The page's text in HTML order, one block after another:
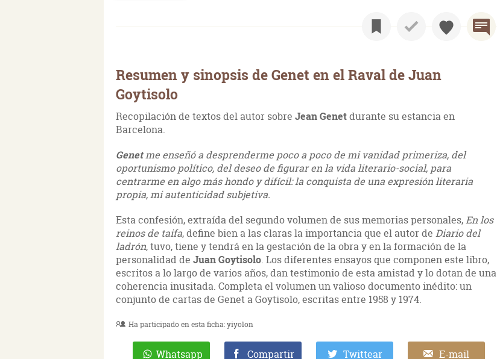
Resumen y sinopsis de Genet en el Raval de Juan
Goytisolo
Recopilación de textos del autor sobre Jean Genetdurante su estancia en
Barcelona.
Genetme enseñó a desprenderme poco a poco de mi vanidad primeriza, del
oportunismo político, del deseo de figurar en la vida literario-social, para
centrarme en algo más hondo y difícil: la conquista de una expresión literaria
propia, mi autenticidad subjetiva.
Esta confesión, extraída del segundo volumen de sus memorias personales,En los
reinos de taifa, define bien a las claras la importancia que el autor de Diario del
ladrón, tuvo, tiene y tendrá en la gestación de la obra y en la formación de la
personalidad de Juan Goytisolo. Los diferentes ensayos que componen este libro,
escritos a lo largo de varios años, dan testimonio de esta amistad y lo dotan de una
coherencia inusitada. Completa el volumen un valioso documento inédito: un
conjunto de cartas de Genet a Goytisolo, escritas entre 1958 y 1974.
Ha participado en esta ficha:yiyolon
Whatsapp Compartir Twittear E-mail